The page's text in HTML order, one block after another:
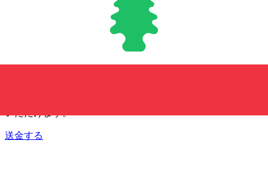
Xe 国際送金
送金する